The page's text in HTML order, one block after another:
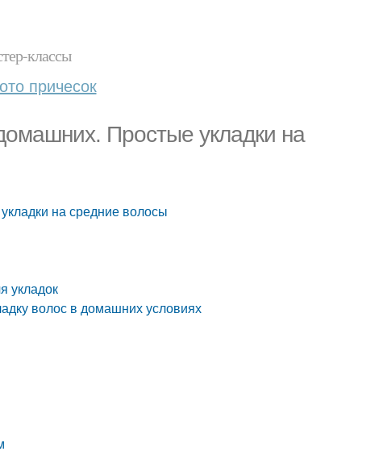
классы
причесок
Простые укладки на
на средние волосы
укладок
волос в домашних условиях